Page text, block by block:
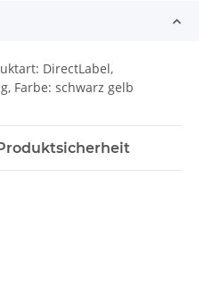
DirectLabel,
Farbe: schwarz gelb